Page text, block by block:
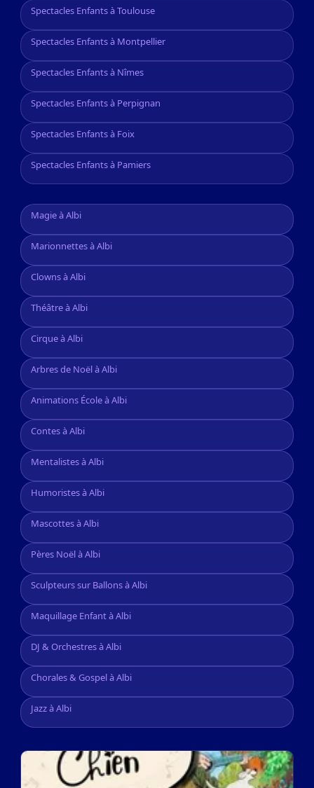
Spectacles Enfants à Toulouse
Spectacles Enfants à Montpellier
Spectacles Enfants à Nîmes
Spectacles Enfants à Perpignan
Spectacles Enfants à Foix
Spectacles Enfants à Pamiers
Magie à Albi
Marionnettes à Albi
Clowns à Albi
Théâtre à Albi
Cirque à Albi
Arbres de Noël à Albi
Animations École à Albi
Contes à Albi
Mentalistes à Albi
Humoristes à Albi
Mascottes à Albi
Pères Noël à Albi
Sculpteurs sur Ballons à Albi
Maquillage Enfant à Albi
DJ & Orchestres à Albi
Chorales & Gospel à Albi
Jazz à Albi